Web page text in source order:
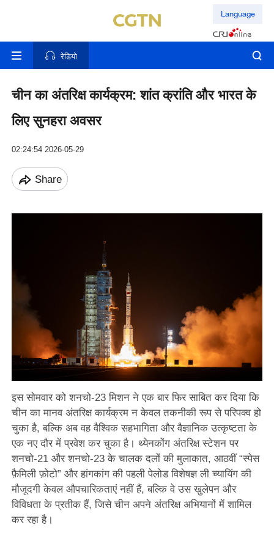
Language
रेडियो
चीन का अंतरिक्ष कार्यक्रम: शांत क्रांति और भारत के
लिए सुनहरा अवसर
02:24:54 2026-05-29
Share
इस सोमवार को शनचो-23 मिशन ने एक बार फिर साबित कर दिया कि
चीन का मानव अंतरिक्ष कार्यक्रम न केवल तकनीकी रूप से परिपक्व हो
चुका है, बल्कि अब वह वैश्विक सहभागिता और वैज्ञानिक उत्कृष्टता के
एक नए दौर में प्रवेश कर चुका है। थ्येनकोंग अंतरिक्ष स्टेशन पर
शनचो-21 और शनचो-23 के चालक दलों की मुलाकात, आठवीं “स्पेस
फ़ैमिली फ़ोटो” और हांगकांग की पहली पेलोड विशेषज्ञ ली च्यायिंग की
मौजूदगी केवल औपचारिकताएं नहीं हैं, बल्कि वे उस खुलेपन और
विविधता के प्रतीक हैं, जिसे चीन अपने अंतरिक्ष अभियानों में शामिल
कर रहा है।